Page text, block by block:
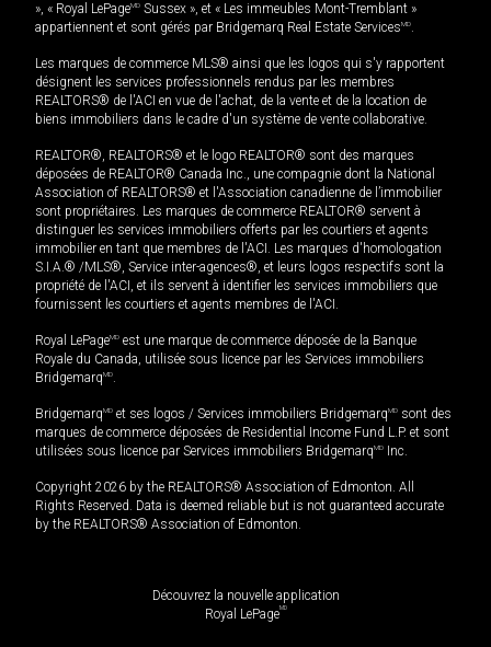
», « Royal LePageMD Sussex », et « Les immeubles Mont-Tremblant »
appartiennent et sont gérés par Bridgemarq Real Estate ServicesMD.
Les marques de commerce MLS® ainsi que les logos qui s'y rapportent
désignent les services professionnels rendus par les membres
REALTORS® de l'ACI en vue de l'achat, de la vente et de la location de
biens immobiliers dans le cadre d'un système de vente collaborative.
REALTOR®, REALTORS® et le logo REALTOR® sont des marques
déposées de REALTOR® Canada Inc., une compagnie dont la National
Association of REALTORS® et l'Association canadienne de l’immobilier
sont propriétaires. Les marques de commerce REALTOR® servent à
distinguer les services immobiliers offerts par les courtiers et agents
immobilier en tant que membres de l'ACI. Les marques d'homologation
S.I.A.® /MLS®, Service inter-agences®, et leurs logos respectifs sont la
propriété de l'ACI, et ils servent à identifier les services immobiliers que
fournissent les courtiers et agents membres de l'ACI.
Royal LePageMD est une marque de commerce déposée de la Banque
Royale du Canada, utilisée sous licence par les Services immobiliers
BridgemarqMD.
BridgemarqMD et ses logos / Services immobiliers BridgemarqMD sont des
marques de commerce déposées de Residential Income Fund L.P. et sont
utilisées sous licence par Services immobiliers BridgemarqMD Inc.
Copyright 2026 by the REALTORS® Association of Edmonton. All
Rights Reserved. Data is deemed reliable but is not guaranteed accurate
by the REALTORS® Association of Edmonton.
Découvrez la nouvelle application
Royal LePageMD